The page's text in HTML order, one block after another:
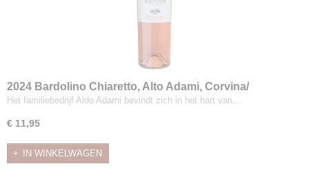
2024 Bardolino Chiaretto, Alto Adami, Corvina/
Rondinella/ Molinara
Het familiebedrijf Aldo Adami bevindt zich in het hart van…
€ 11,95
IN WINKELWAGEN